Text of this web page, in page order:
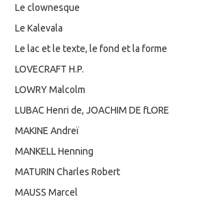
Le clownesque
Le Kalevala
Le lac et le texte, le fond et la forme
LOVECRAFT H.P.
LOWRY Malcolm
LUBAC Henri de, JOACHIM DE fLORE
MAKINE Andreï
MANKELL Henning
MATURIN Charles Robert
MAUSS Marcel